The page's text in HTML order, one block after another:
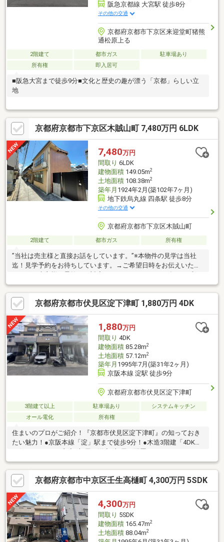
阪急京都線 大宮駅 徒歩8分
その他の交通
京都府京都市下京区来迎堂町猪熊
通松原上る
2階建て 都市ガス
駐車場あり
所有権
即入居可
■阪急大宮まで徒歩9分■文化と歴史の趣が漂う「京都」らしい立
地
京都府京都市下京区木賊山町 7,480万円 6LDK
7,480万円
間取り 6LDK
建物面積149.05m2
土地面積108.38m2
築年月 1924年2月(築102年7ヶ月)
地下鉄烏丸線 四条駅 徒歩8分
その他の交通
京都府京都市下京区木賊山町
2階建て 都市ガス 所有権
”当社は売主様と直接お話をしています。”※本物件の見学は当社
迄！見学予約をお待ちしています。→ご希望日時をお伝えいただ
ければ、売主様は柔軟にご対応いただけます。・2001年（平成13
年）に全改装の上、建物2戸の合体登記を行っています。
京都府京都市伏見区淀下津町 1,880万円 4DK
1,880万円
間取り 4DK
建物面積85.28m2
土地面積57.12m2
築年月 1995年7月(築31年2ヶ月)
京阪本線 淀駅 徒歩9分
京都府京都市伏見区淀下津町
3階建て以上 駐車場あり
システムキッチン
オール電化
所有権
住まいのプロがご紹介！『京都市伏見区淀下津町』の知っておき
たい魅力！●京阪本線「淀」駅まで徒歩9分！●木造3階建「4DK」
階に設けられたDKは約9.0帖、隣接する洋室①と一体利用が可能
です。●壁付けタイプのキッチンが採用されています。●浴室は、
オートバス機能搭載。●和室・洋室①②・1階ホールは、収納ス
ペース付きです。●周辺環境・京都市立明親小学校：徒歩7分(約
530m)・京都市立大淀中学校：徒歩3分(約180m)・フレスコ淀駅
店：徒歩9分(約670m)・セブンイレブン淀池上町店：徒歩5分(約
400m)
京都府京都市中京区壬生高樋町 4,300万円 5SDK
4,300万円
間取り 5SDK
建物面積165.47m2
土地面積88.04m2